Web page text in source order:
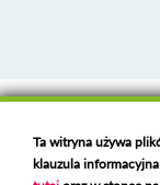
Deklaracja
Polski serwer RBL
Ta witryna używa
klauzula